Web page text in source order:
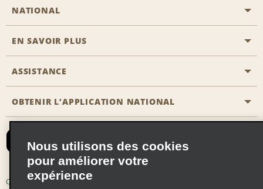
NATIONAL
Passer une réservation
Solutions pour les professionnels
EN SAVOIR PLUS
Carrière
ASSISTANCE
Accessibilité
Nous contacter
Recevoir des offres par email
OBTENIR L’APPLICATION NATIONAL
Conditions d’utilisation
Nous utilisons des cookies
pour améliorer votre
expérience